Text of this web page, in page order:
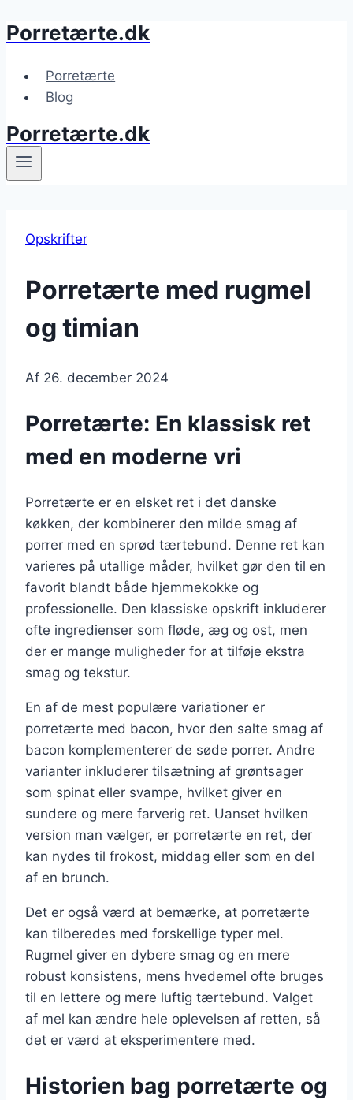
Fortsæt
indhold
Porretærte.dk
Porretærte
Blog
Porretærte.dk
Opskrifter
Porretærte med rugmel
og timian
Af 26. december 2024
Porretærte: En klassisk ret
med en moderne vri
Porretærte er en elsket ret i det danske
køkken, der kombinerer den milde smag af
porrer med en sprød tærtebund. Denne ret kan
varieres på utallige måder, hvilket gør den til en
favorit blandt både hjemmekokke og
professionelle. Den klassiske opskrift inkluderer
ofte ingredienser som fløde, æg og ost, men
der er mange muligheder for at tilføje ekstra
smag og tekstur.
En af de mest populære variationer er
porretærte med bacon, hvor den salte smag af
bacon komplementerer de søde porrer. Andre
varianter inkluderer tilsætning af grøntsager
som spinat eller svampe, hvilket giver en
sundere og mere farverig ret. Uanset hvilken
version man vælger, er porretærte en ret, der
kan nydes til frokost, middag eller som en del
af en brunch.
Det er også værd at bemærke, at porretærte
kan tilberedes med forskellige typer mel.
Rugmel giver en dybere smag og en mere
robust konsistens, mens hvedemel ofte bruges
til en lettere og mere luftig tærtebund. Valget
af mel kan ændre hele oplevelsen af retten, så
det er værd at eksperimentere med.
Historien bag porretærte og